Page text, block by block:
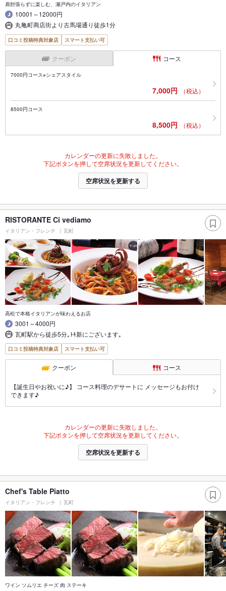
肩肘張らずに楽しむ、瀬戸内のイタリアン
10001～12000円
丸亀町商店街より古馬場通り徒歩1分
口コミ投稿特典対象店 スマート支払い可
クーポン コース
7000円コース※シェアスタイル
7,000円 （税込）
8500円コース
8,500円 （税込）
カレンダーの更新に失敗しました。
下記ボタンを押して空席状況を更新してください。
空席状況を更新する
RISTORANTE Ci vediamo
イタリアン・フレンチ 瓦町
高松で本格イタリアンが味わえるお店
3001～4000円
瓦町駅から徒歩5分｡ﾄｷ新にございます｡
口コミ投稿特典対象店 スマート支払い可
クーポン コース
【誕生日やお祝いに♪】 コース料理のデサートに メッセージもお付け
できます♪
カレンダーの更新に失敗しました。
下記ボタンを押して空席状況を更新してください。
空席状況を更新する
Chef's Table Piatto
イタリアン・フレンチ 瓦町
ワイン ソムリエ チーズ 肉 ステーキ